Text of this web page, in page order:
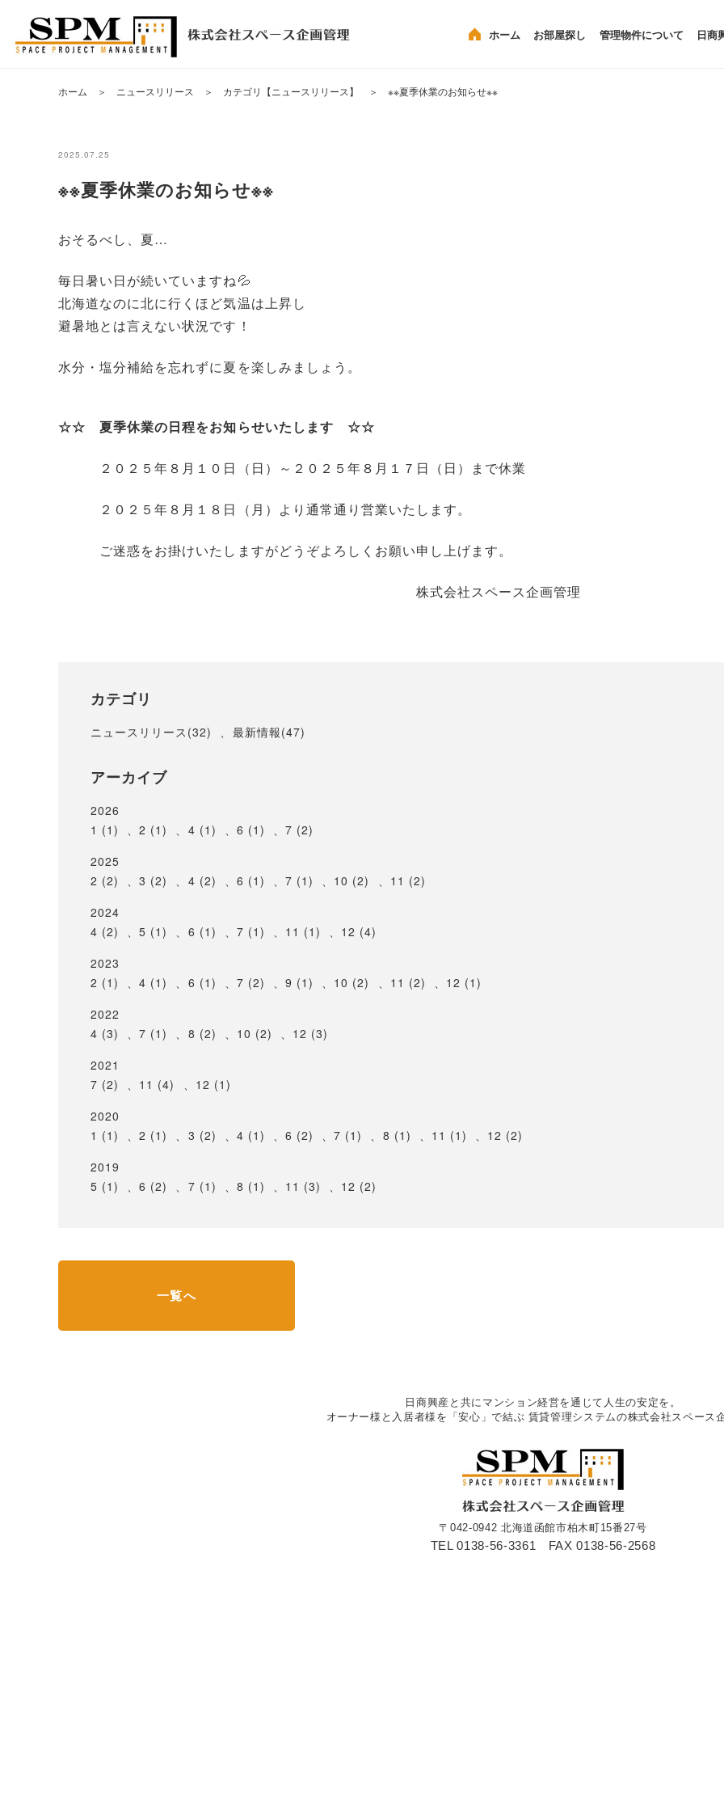
ホーム お部屋探し 管理物件について 日商
ホーム ＞ ニュースリリース ＞ カテゴリ【ニュースリリース】 ＞ ※※夏季休業のお知らせ※※
2025.07.25
※※夏季休業のお知らせ※※
おそるべし、夏…
毎日暑い日が続いていますね💦
北海道なのに北に行くほど気温は上昇し
避暑地とは言えない状況です！
水分・塩分補給を忘れずに夏を楽しみましょう。
☆☆ 夏季休業の日程をお知らせいたします ☆☆
２０２５年８月１０日（日）～２０２５年８月１７日（日）まで休業
２０２５年８月１８日（月）より通常通り営業いたします。
ご迷惑をお掛けいたしますがどうぞよろしくお願い申し上げます。
株式会社スペース企画管理
カテゴリ
ニュースリリース(32) 、 最新情報(47)
アーカイブ
2026
1 (1)
、2 (1) 、 4 (1) 、 6 (1) 、 7 (2)
2025
2 (2)
、3 (2) 、 4 (2) 、 6 (1) 、 7 (1) 、 10 (2) 、 11 (2)
2024
4 (2)
、5 (1) 、 6 (1) 、 7 (1) 、 11 (1) 、 12 (4)
2023
2 (1)
、4 (1) 、 6 (1) 、 7 (2) 、 9 (1) 、 10 (2) 、 11 (2) 、 12 (1)
2022
4 (3)
、7 (1) 、 8 (2) 、 10 (2) 、 12 (3)
2021
7 (2)
、 11 (4) 、 12 (1)
2020
1 (1)
、2 (1) 、 3 (2) 、 4 (1) 、 6 (2) 、7 (1) 、 8 (1) 、 11 (1) 、 12 (2)
2019
5 (1)
、6 (2) 、 7 (1) 、 8 (1) 、 11 (3) 、 12 (2)
一覧へ
日商興産と共にマンション経営を通じて人生の安定を。
オーナー様と入居者様を「安心」で結ぶ 賃貸管理システムの株式会社スペース
〒042-0942 北海道函館市柏木町15番27号
TEL 0138-56-3361 FAX 0138-56-2568